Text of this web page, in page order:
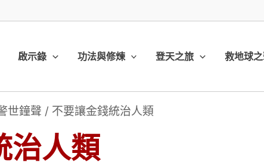
啟示錄 功法與修煉 登天之旅 救地球
世鐘聲 / 不要讓金錢統治人類
治人類